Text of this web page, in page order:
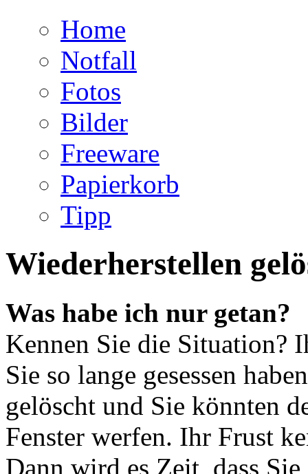
Home
Notfall
Fotos
Bilder
Freeware
Papierkorb
Tipp
Wiederherstellen
Was habe ich nur getan?
Kennen Sie die Situation?
Sie so lange gesessen
gelöscht und Sie könnten
Fenster werfen. Ihr Frust
Dann wird es Zeit, dass